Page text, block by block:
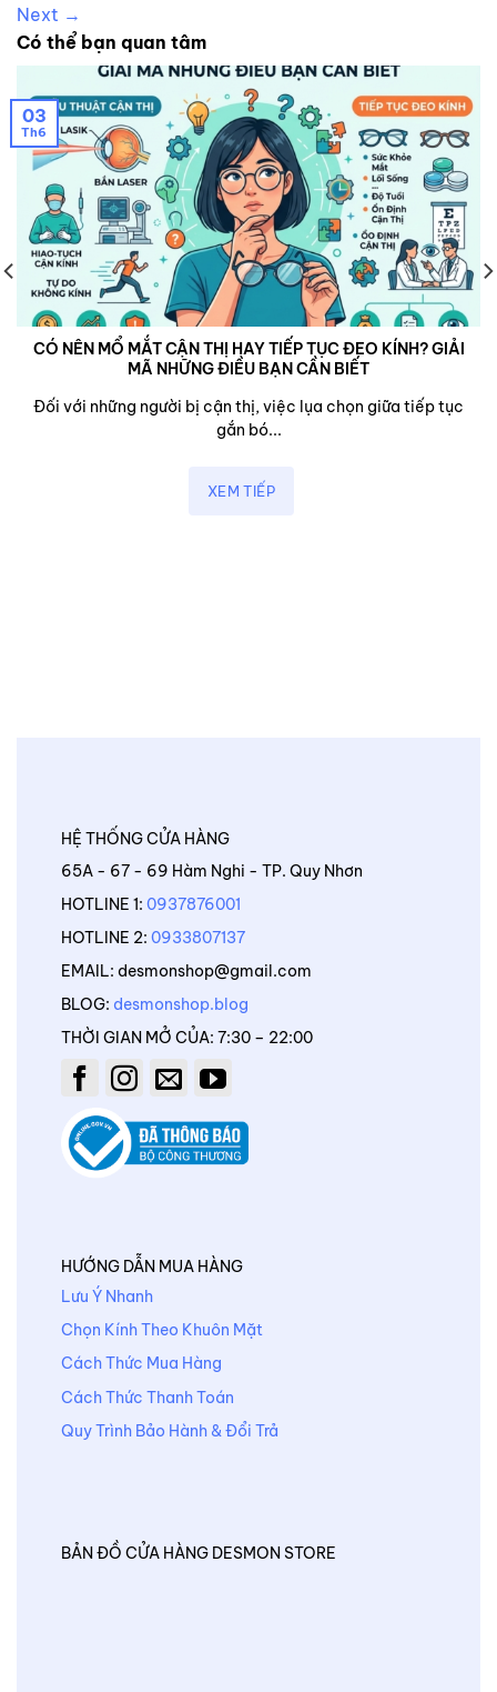
Next →
Có thể bạn quan tâm
CÓ NÊN MỔ MẮT CẬN THỊ HAY TIẾP TỤC ĐEO KÍNH? GIẢI
MÃ NHỮNG ĐIỀU BẠN CẦN BIẾT
Đối với những người bị cận thị, việc lụa chọn giữa tiếp tục
gắn bó...
XEM TIẾP
03
Th6
HỆ THỐNG CỬA HÀNG
65A - 67 - 69 Hàm Nghi - TP. Quy Nhơn
HOTLINE 1: 0937876001
HOTLINE 2: 0933807137
EMAIL: desmonshop@gmail.com
BLOG: desmonshop.blog
THỜI GIAN MỞ CỦA: 7:30 – 22:00
HƯỚNG DẪN MUA HÀNG
Lưu Ý Nhanh
Chọn Kính Theo Khuôn Mặt
Cách Thức Mua Hàng
Cách Thức Thanh Toán
Quy Trình Bảo Hành & Đổi Trả
BẢN ĐỒ CỬA HÀNG DESMON STORE